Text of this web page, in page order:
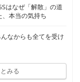
はなぜ「解散」の道
本当の気持ち
なからも全てを受け
みる